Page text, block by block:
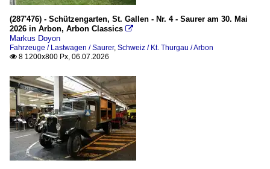
(287'476) - Schützengarten, St. Gallen - Nr. 4 - Saurer am 30. Mai
2026 in Arbon, Arbon Classics 
Markus Doyon
Fahrzeuge / Lastwagen / Saurer, Schweiz / Kt. Thurgau / Arbon
 8 1200x800 Px, 06.07.2026